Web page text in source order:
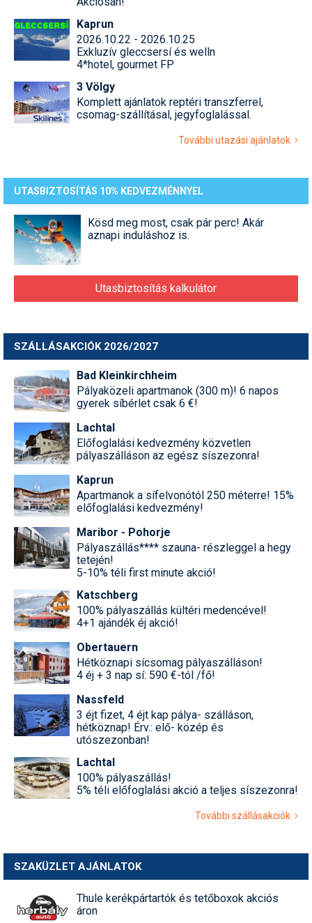
Termékajánló
Történelem
Túrasí
Utasbiztosítás
Wellness
Kaprun
2026.10.22 - 2026.10.25
Exkluzív gleccsersí és welln
4*hotel, gourmet FP
3 Völgy
Komplett ajánlatok reptéri transzferrel,
csomag-szállításal, jegyfoglalással.
További utazási ajánlatok
UTASBIZTOSÍTÁS 10% KEDVEZMÉNNYEL
Kösd meg most, csak pár perc! Akár
aznapi induláshoz is.
Utasbiztosítás kalkulátor
SZÁLLÁSAKCIÓK 2026/2027
Bad Kleinkirchheim
Pályaközeli apartmanok (300 m)! 6 napos
gyerek síbérlet csak 6 €!
Lachtal
Előfoglalási kedvezmény közvetlen
pályaszálláson az egész síszezonra!
Kaprun
Apartmanok a sífelvonótól 250 méterre! 15%
előfoglalási kedvezmény!
Maribor - Pohorje
Pályaszállás**** szauna- részleggel a hegy
tetején!
5-10% téli first minute akció!
Katschberg
100% pályaszállás kültéri medencével!
4+1 ajándék éj akció!
Obertauern
Hétköznapi sícsomag pályaszálláson!
4 éj + 3 nap sí: 590 €-tól /fő!
Nassfeld
3 éjt fizet, 4 éjt kap pálya- szálláson,
hétköznap! Érv.: elő- közép és
utószezonban!
Lachtal
100% pályaszállás!
5% téli előfoglalási akció a teljes síszezonra!
További szállásakciók
SZAKÜZLET AJÁNLATOK
Thule kerékpártartók és tetőboxok akciós
áron